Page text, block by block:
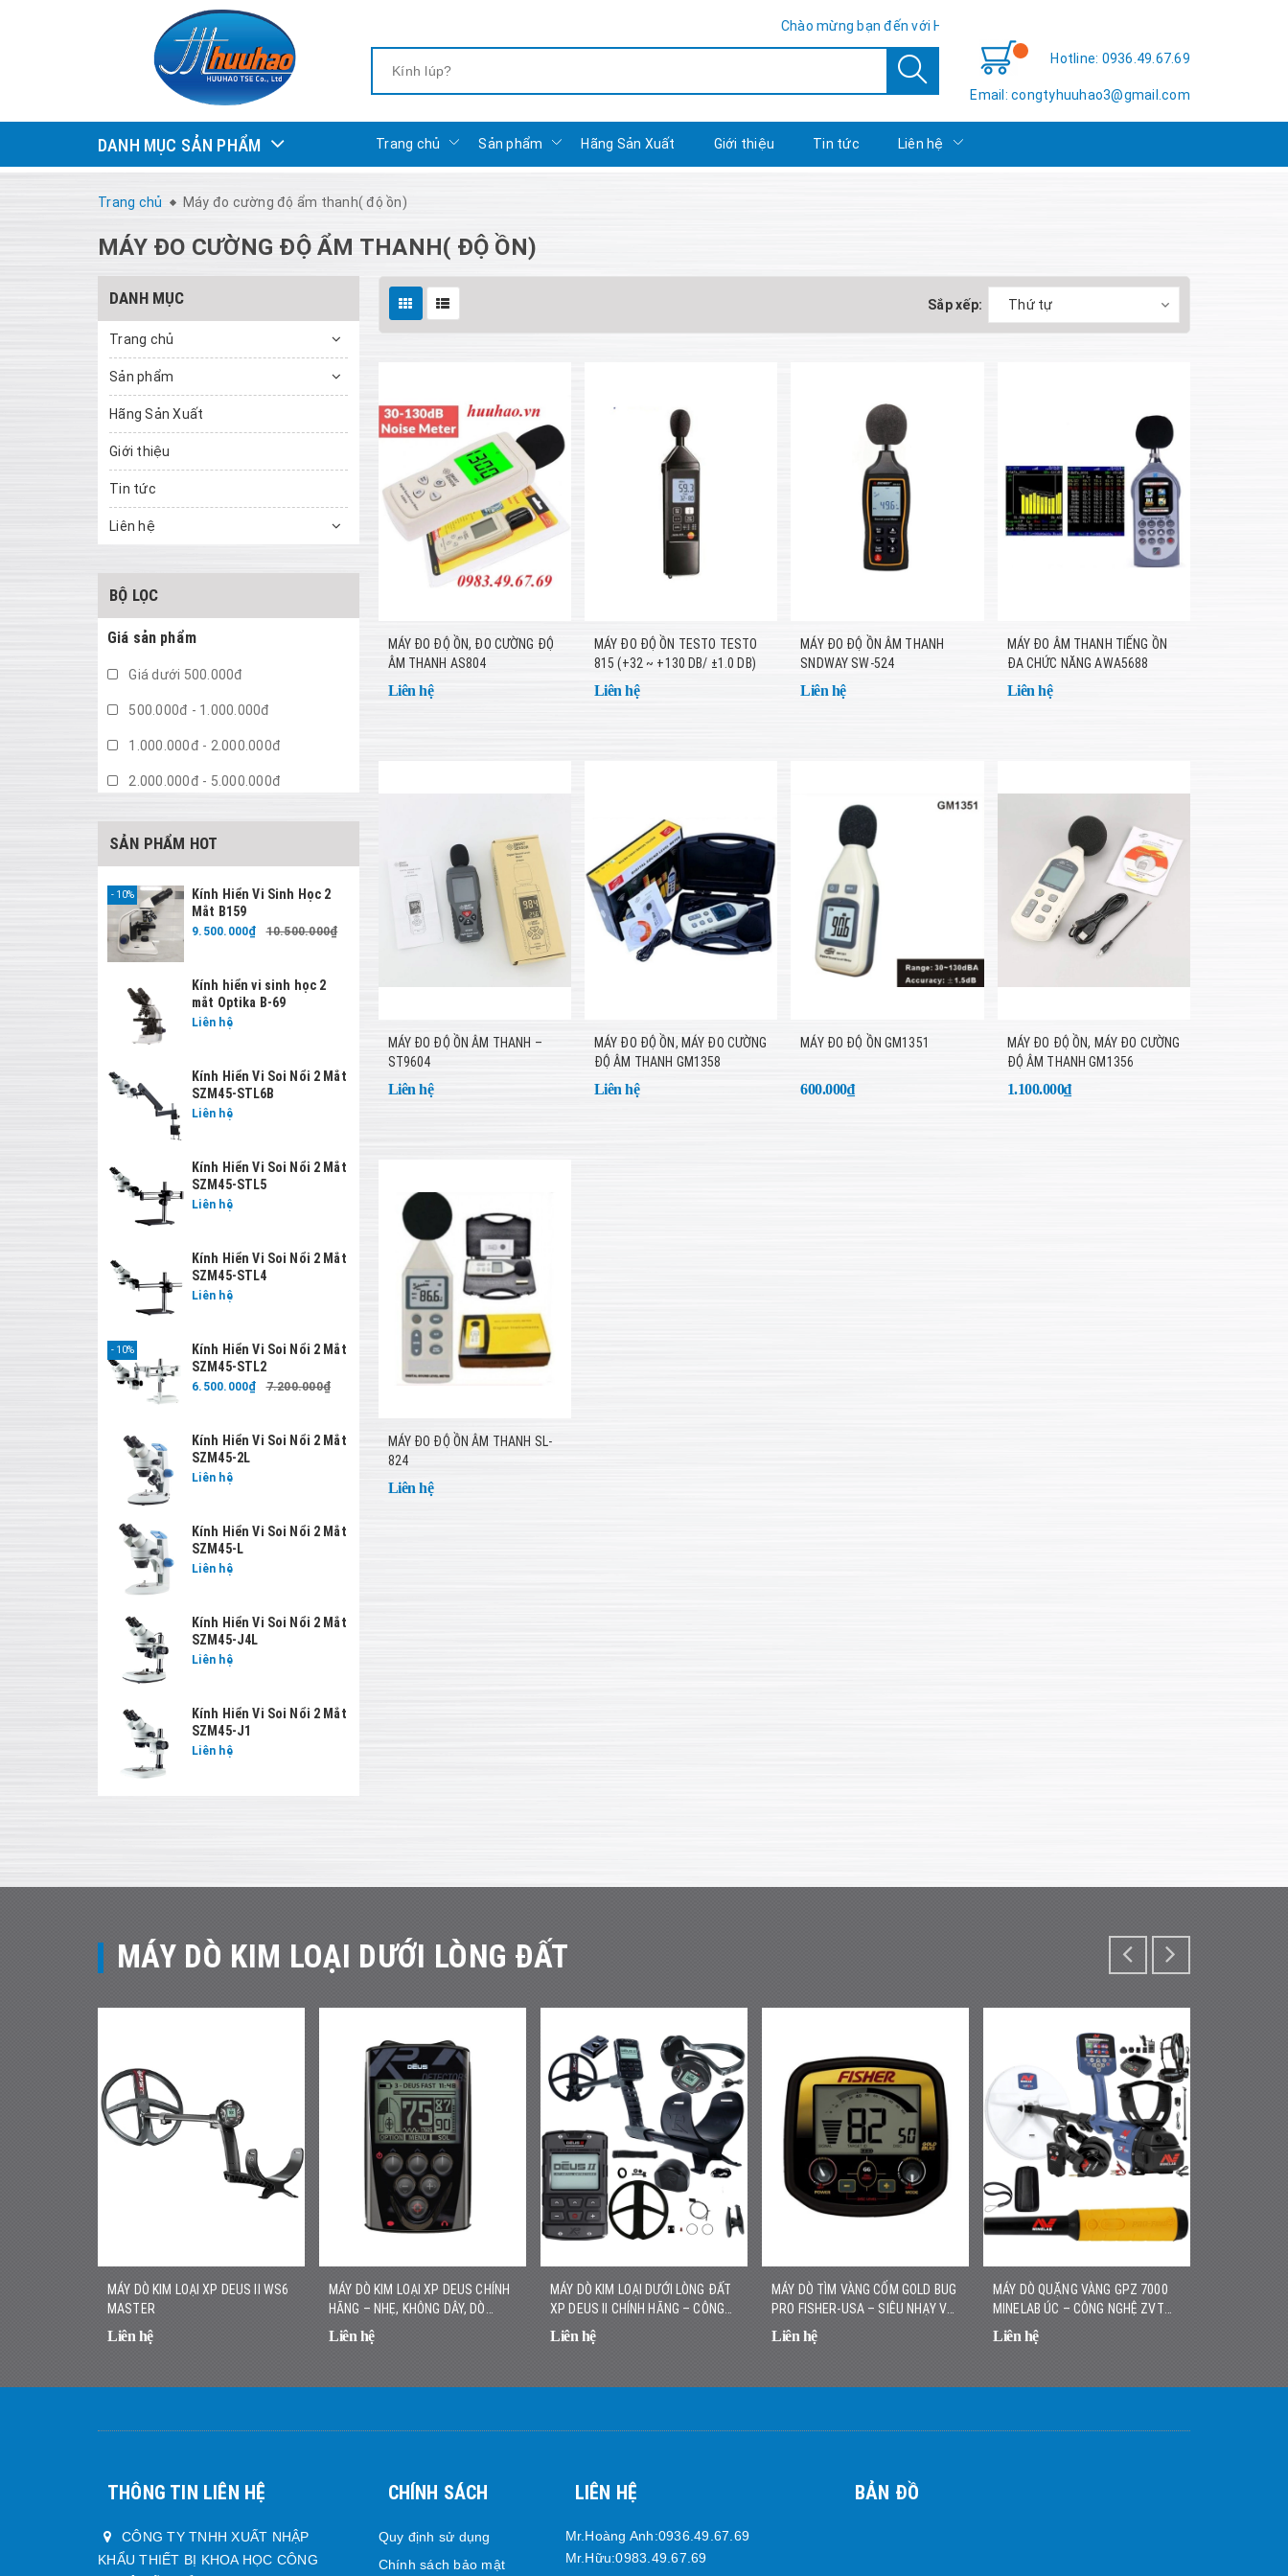
Chào mừng bạn đến với Hữu Hảo TSE - Sự hài lòng của bạn là thành công của chúng tôi!
Hotline: 0936.49.67.69
Email: congtyhuuhao3@gmail.com
DANH MỤC SẢN PHẨM Trang chủ Sản phẩm Hãng Sản Xuất Giới thiệu Tin tức Liên hệ
Trang chủ Máy đo cường độ ẩm thanh( độ ồn)
MÁY ĐO CƯỜNG ĐỘ ẨM THANH( ĐỘ ỒN)
Sắp xếp: Thứ tự
MÁY ĐO ĐỘ ỒN, ĐO CƯỜNG ĐỘ
ÂM THANH AS804
Liên hệ
MÁY ĐO ĐỘ ỒN TESTO TESTO
815 (+32 ~ +130 DB/ ±1.0 DB)
Liên hệ
MÁY ĐO ĐỘ ỒN ÂM THANH
SNDWAY SW-524
Liên hệ
MÁY ĐO ÂM THANH TIẾNG ỒN
ĐA CHỨC NĂNG AWA5688
Liên hệ
MÁY ĐO ĐỘ ỒN ÂM THANH –
ST9604
Liên hệ
MÁY ĐO ĐỘ ỒN, MÁY ĐO CƯỜNG
ĐỘ ÂM THANH GM1358
Liên hệ
MÁY ĐO ĐỘ ỒN GM1351
600.000₫
MÁY ĐO ĐỘ ỒN, MÁY ĐO CƯỜNG
ĐỘ ÂM THANH GM1356
1.100.000₫
MÁY ĐO ĐỘ ỒN ÂM THANH SL-
824
Liên hệ
DANH MỤC
Trang chủ
Sản phẩm
Hãng Sản Xuất
Giới thiệu
Tin tức
Liên hệ
BỘ LỌC
Giá sản phẩm
Giá dưới 500.000đ
500.000đ - 1.000.000đ
1.000.000đ - 2.000.000đ
2.000.000đ - 5.000.000đ
Giá trên 10.000.000đ
SẢN PHẨM HOT
10%
Kính Hiển Vi Sinh Học 2
Mắt B159
9.500.000₫ 10.500.000₫
Kính hiển vi sinh học 2
mắt Optika B-69
Liên hệ
Kính Hiển Vi Soi Nổi 2 Mắt
SZM45-STL6B
Liên hệ
Kính Hiển Vi Soi Nổi 2 Mắt
SZM45-STL5
Liên hệ
Kính Hiển Vi Soi Nổi 2 Mắt
SZM45-STL4
Liên hệ
10%
Kính Hiển Vi Soi Nổi 2 Mắt
SZM45-STL2
6.500.000₫ 7.200.000₫
Kính Hiển Vi Soi Nổi 2 Mắt
SZM45-2L
Liên hệ
Kính Hiển Vi Soi Nổi 2 Mắt
SZM45-L
Liên hệ
Kính Hiển Vi Soi Nổi 2 Mắt
SZM45-J4L
Liên hệ
Kính Hiển Vi Soi Nổi 2 Mắt
SZM45-J1
Liên hệ
MÁY DÒ KIM LOẠI DƯỚI LÒNG ĐẤT
MÁY DÒ KIM LOẠI XP DEUS II WS6
MASTER
Liên hệ
MÁY DÒ KIM LOẠI XP DEUS CHÍNH
HÃNG – NHẸ, KHÔNG DÂY, DÒ
NHANH CHÍNH XÁC
Liên hệ
MÁY DÒ KIM LOẠI DƯỚI LÒNG ĐẤT
XP DEUS II CHÍNH HÃNG – CÔNG
NGHỆ ĐA TẦN SỐ KHÔNG DÂY
Liên hệ
MÁY DÒ TÌM VÀNG CỐM GOLD BUG
PRO FISHER-USA – SIÊU NHẠY VỚI
VÀNG NHỎ, NHẸ, DỄ SỬ DỤNG
Liên hệ
MÁY DÒ QUẶNG VÀNG GPZ 7000
MINELAB ÚC – CÔNG NGHỆ ZVT
HIỆN ĐẠI, ĐỘ SÂU VƯỢT TRỘI
Liên hệ
THÔNG TIN LIÊN HỆ
CÔNG TY TNHH XUẤT NHẬP
KHẨU THIẾT BỊ KHOA HỌC CÔNG
CHÍNH SÁCH
Quy định sử dụng
Chính sách bảo mật
LIÊN HỆ
Mr.Hoàng Anh:0936.49.67.69
Mr.Hữu:0983.49.67.69
BẢN ĐỒ